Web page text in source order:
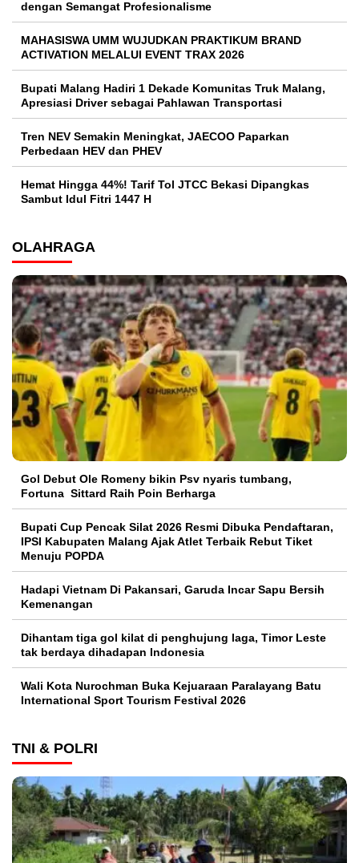
dengan Semangat Profesionalisme
MAHASISWA UMM WUJUDKAN PRAKTIKUM BRAND
ACTIVATION MELALUI EVENT TRAX 2026
Bupati Malang Hadiri 1 Dekade Komunitas Truk Malang,
Apresiasi Driver sebagai Pahlawan Transportasi
Tren NEV Semakin Meningkat, JAECOO Paparkan
Perbedaan HEV dan PHEV
Hemat Hingga 44%! Tarif Tol JTCC Bekasi Dipangkas
Sambut Idul Fitri 1447 H
OLAHRAGA
Gol Debut Ole Romeny bikin Psv nyaris tumbang,
Fortuna Sittard Raih Poin Berharga
Bupati Cup Pencak Silat 2026 Resmi Dibuka Pendaftaran,
IPSI Kabupaten Malang Ajak Atlet Terbaik Rebut Tiket
Menuju POPDA
Hadapi Vietnam Di Pakansari, Garuda Incar Sapu Bersih
Kemenangan
Dihantam tiga gol kilat di penghujung laga, Timor Leste
tak berdaya dihadapan Indonesia
Wali Kota Nurochman Buka Kejuaraan Paralayang Batu
International Sport Tourism Festival 2026
TNI & POLRI